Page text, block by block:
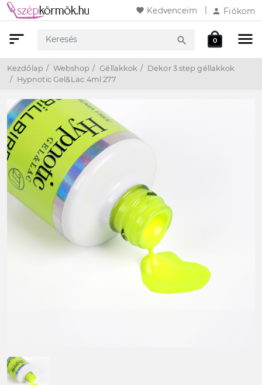
favorite Kedvenceim person Fiókom
menu
sort
Webshop
search
Keresés
local_mall
Kosár
0
Kezdőlap Webshop Géllakkok
Dekor 3 step géllakkok
Hypnotic Gel&Lac 4ml 277